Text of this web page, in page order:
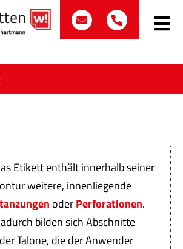
post@walker-
+49Toggle
Etikett enthält innerhalb seiner
weitere, innenliegende
oderPerforationen.
bilden sich Abschnitte
Talone, die der Anwender